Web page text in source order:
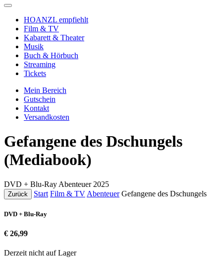
HOANZL empfiehlt
Film & TV
Kabarett & Theater
Musik
Buch & Hörbuch
Streaming
Tickets
Mein Bereich
Gutschein
Kontakt
Versandkosten
Gefangene des Dschungels
(Mediabook)
DVD + Blu-Ray Abenteuer 2025
Zurück Start Film & TV Abenteuer Gefangene des Dschungels
DVD + Blu-Ray
€ 26,99
Derzeit nicht auf Lager